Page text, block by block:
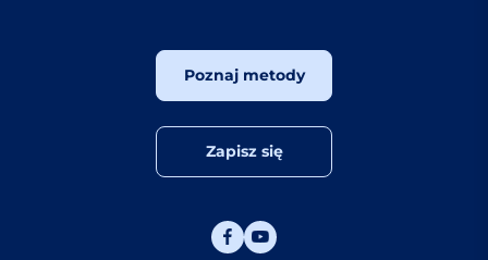
Poznaj metody
Zapisz się